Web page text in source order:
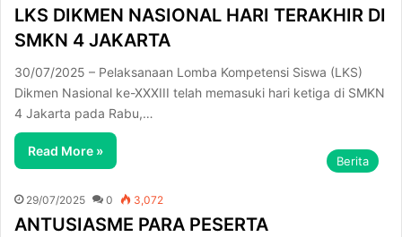
LKS DIKMEN NASIONAL HARI TERAKHIR DI
SMKN 4 JAKARTA
30/07/2025 – Pelaksanaan Lomba Kompetensi Siswa (LKS)
Dikmen Nasional ke-XXXIII telah memasuki hari ketiga di SMKN
4 Jakarta pada Rabu,…
Read More »
Berita
29/07/2025 0 3,072
ANTUSIASME PARA PESERTA